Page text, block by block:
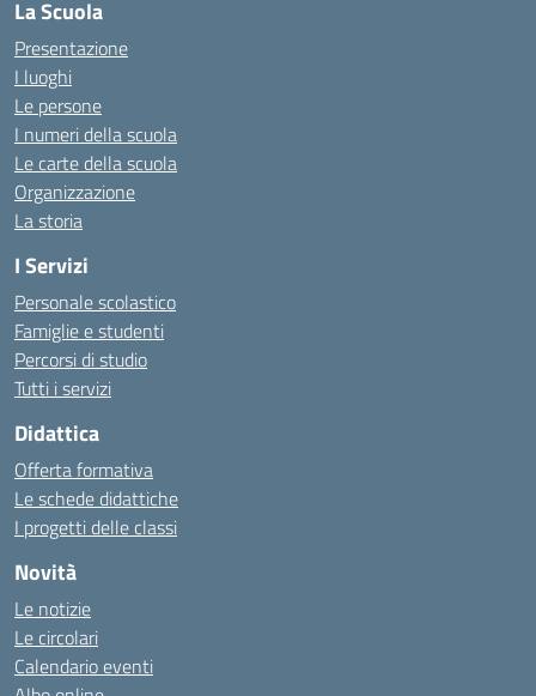
La Scuola
Presentazione
I luoghi
Le persone
I numeri della scuola
Le carte della scuola
Organizzazione
La storia
I Servizi
Personale scolastico
Famiglie e studenti
Percorsi di studio
Tutti i servizi
Didattica
Offerta formativa
Le schede didattiche
I progetti delle classi
Novità
Le notizie
Le circolari
Calendario eventi